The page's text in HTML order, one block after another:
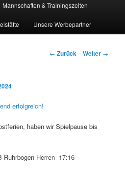
Mannschaften & Trainingszeiten
Unsere Werbepartner
Beitrags-
← Zurück Weiter →
erfolgreich!
haben wir Spielpause bis
Ruhrbogen Herren 17:16